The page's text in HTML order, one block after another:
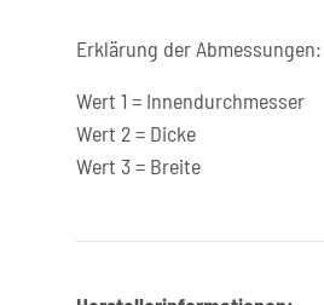
Erklärung der Abmessungen:
Wert 1 = Innendurchmesser
Wert 2 = Dicke
Wert 3 = Breite